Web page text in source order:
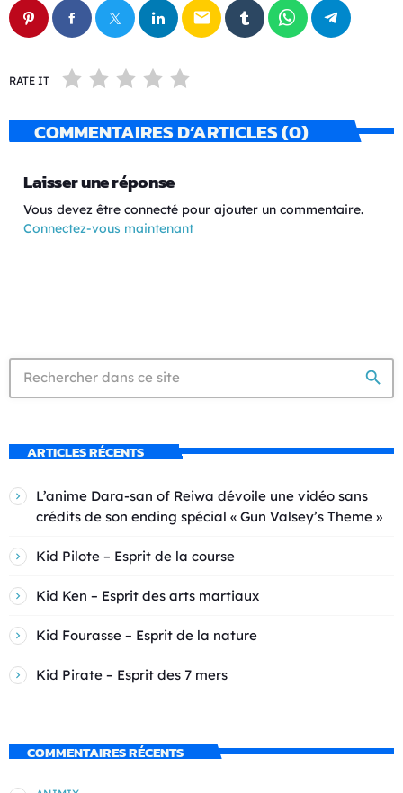
email
RATE IT
COMMENTAIRES D’ARTICLES (0)
Laisser une réponse
Vous devez être connecté pour ajouter un commentaire.
Connectez-vous maintenant
search
ARTICLES RÉCENTS
L’anime Dara-san of Reiwa dévoile une vidéo sans
crédits de son ending spécial « Gun Valsey’s Theme »
Kid Pilote – Esprit de la course
Kid Ken – Esprit des arts martiaux
Kid Fourasse – Esprit de la nature
Kid Pirate – Esprit des 7 mers
COMMENTAIRES RÉCENTS